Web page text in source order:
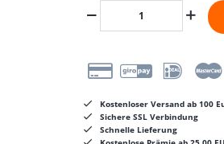
Kostenloser Versand ab 100
Sichere SSL Verbindung
Schnelle Lieferung